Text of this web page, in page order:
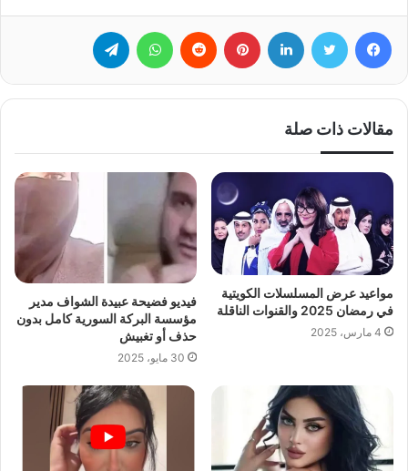
مقالات ذات صلة
مواعيد عرض المسلسلات الكويتية
في رمضان 2025 والقنوات الناقلة
4 مارس، 2025
فيديو فضيحة عبيدة الشواف مدير
مؤسسة البركة السورية كامل بدون
حذف أو تغبيش
30 مايو، 2025